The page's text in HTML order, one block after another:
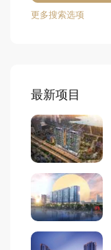
更多搜索选项
最新项目